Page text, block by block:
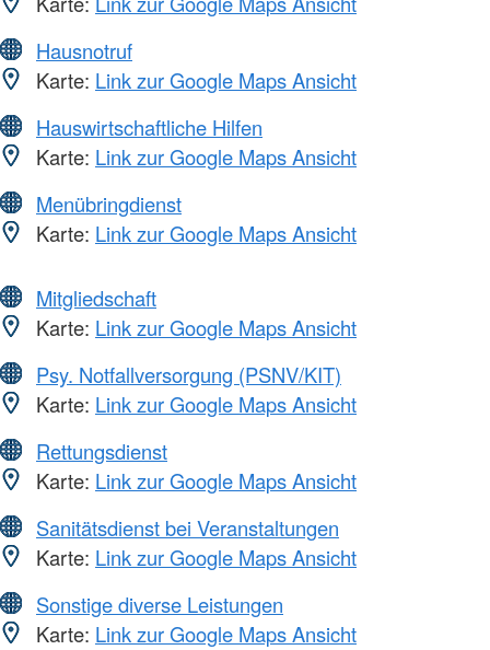
Hausnotruf
Karte: Link zur Google Maps Ansicht
Hauswirtschaftliche Hilfen
Karte: Link zur Google Maps Ansicht
Menübringdienst
Karte: Link zur Google Maps Ansicht
Mitgliedschaft
Karte: Link zur Google Maps Ansicht
Psy. Notfallversorgung (PSNV/KIT)
Karte: Link zur Google Maps Ansicht
Rettungsdienst
Karte: Link zur Google Maps Ansicht
Sanitätsdienst bei Veranstaltungen
Karte: Link zur Google Maps Ansicht
Sonstige diverse Leistungen
Karte: Link zur Google Maps Ansicht